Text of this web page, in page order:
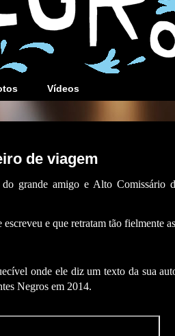
Vídeos
de viagem
grande amigo e Alto Comissário
e que retratam tão fielmente
onde ele diz um texto da sua
Negros em 2014.